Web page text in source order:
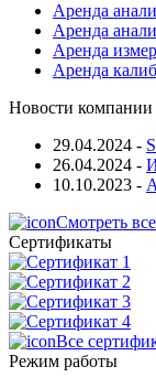
Аренда
Аренда
Аренда
Аренда
Новости компании
29.04.2024 -
26.04.2024 -
10.10.2023 -
Смотреть все
Сертификаты
Все
Режим работы